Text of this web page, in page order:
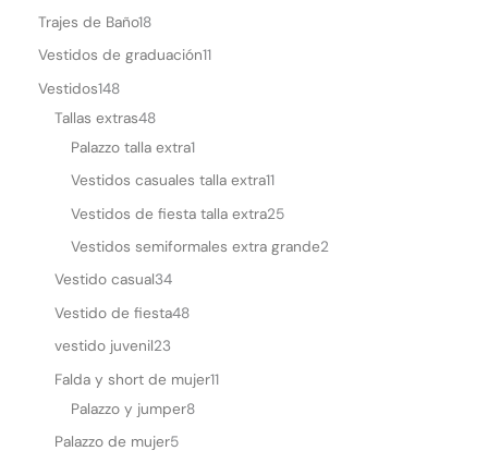
a
p
p
Trajes de Baño18
Vestidos de graduación11
Vestidos148
Tallas extras48
Palazzo talla extra1
Vestidos casuales talla extra11
Vestidos de fiesta talla extra25
Vestidos semiformales extra grande2
Vestido casual34
Vestido de fiesta48
vestido juvenil23
Falda y short de mujer11
Palazzo y jumper8
Palazzo de mujer5